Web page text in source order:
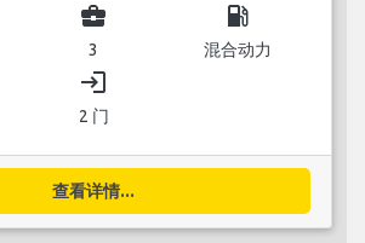
business_center
3
local_gas_station
混合动力
login
2 门
查看详情...